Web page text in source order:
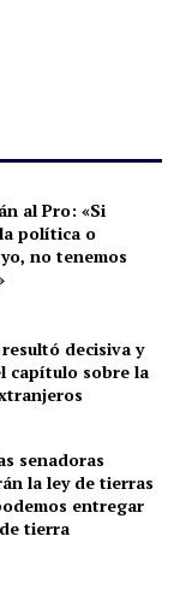
al Pro: «Si
política o
no tenemos
decisiva y
capítulo sobre la
senadoras
la ley de tierras
entregar
tierra